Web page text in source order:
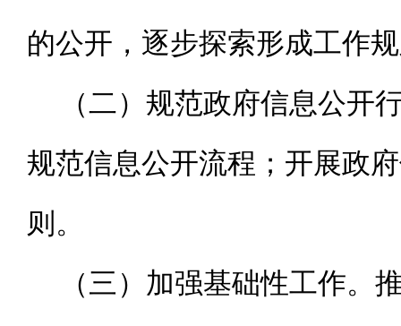
的公开，逐步探索形成工作
（二）规范政府信息公开
规范信息公开流程；开展政
则。
（三）加强基础性工作。